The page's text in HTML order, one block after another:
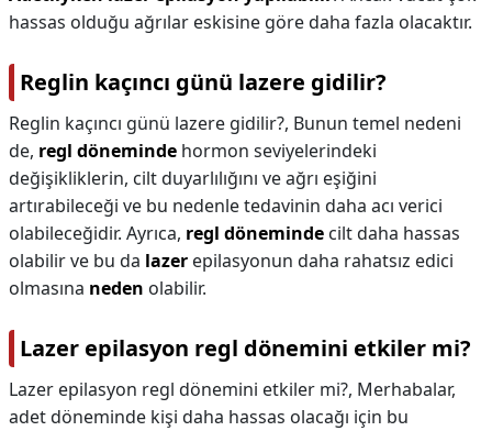
hassas olduğu ağrılar eskisine göre daha fazla olacaktır.
Reglin kaçıncı günü lazere gidilir?
Reglin kaçıncı günü lazere gidilir?, Bunun temel nedeni
de, regl döneminde hormon seviyelerindeki
değişikliklerin, cilt duyarlılığını ve ağrı eşiğini
artırabileceği ve bu nedenle tedavinin daha acı verici
olabileceğidir. Ayrıca, regl döneminde cilt daha hassas
olabilir ve bu da lazer epilasyonun daha rahatsız edici
olmasına neden olabilir.
Lazer epilasyon regl dönemini etkiler mi?
Lazer epilasyon regl dönemini etkiler mi?, Merhabalar,
adet döneminde kişi daha hassas olacağı için bu